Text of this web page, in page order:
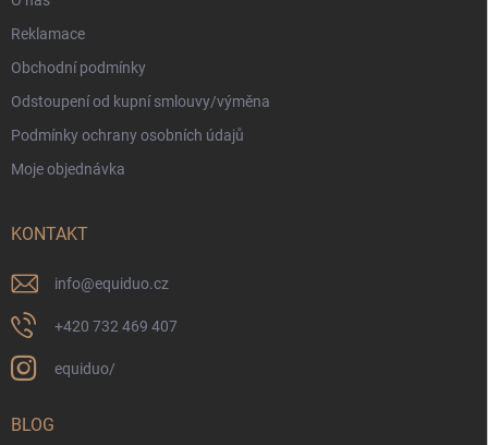
Reklamace
Obchodní podmínky
Odstoupení od kupní smlouvy/výměna
Podmínky ochrany osobních údajů
Moje objednávka
KONTAKT
info@equiduo.cz
+420 732 469 407
equiduo/
BLOG